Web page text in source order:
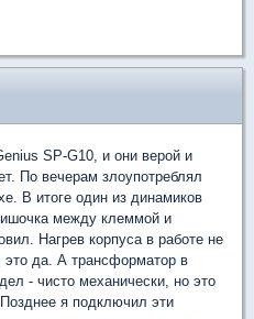
SP-G10, и они верой и
По вечерам злоупотреблял
В итоге один из динамиков
между клеммой и
Нагрев корпуса в работе не
да. А трансформатор в
- чисто механически, но это
я подключил эти